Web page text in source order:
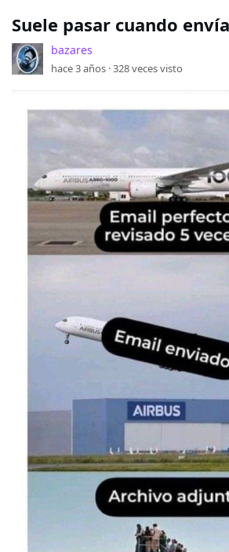
Suele pasar cuando
bazares
hace 3 años ·328veces visto